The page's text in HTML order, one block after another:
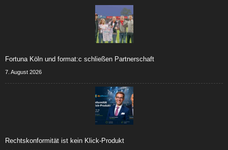
Fortuna Köln und format:c schließen Partnerschaft
7. August 2026
Rechtskonformität ist kein Klick-Produkt